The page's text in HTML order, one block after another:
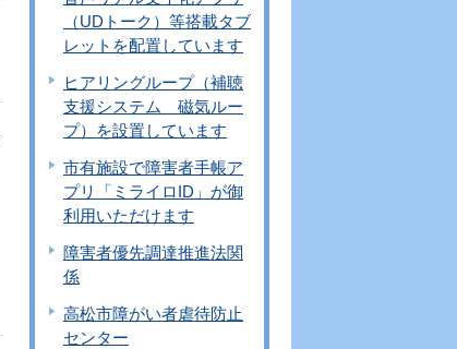
（UDトーク）等搭載タブ
レットを配置しています
ヒアリングループ（補聴
支援システム 磁気ルー
プ）を設置しています
市有施設で障害者手帳ア
プリ「ミライロID」が御
利用いただけます
障害者優先調達推進法関
係
高松市障がい者虐待防止
センター